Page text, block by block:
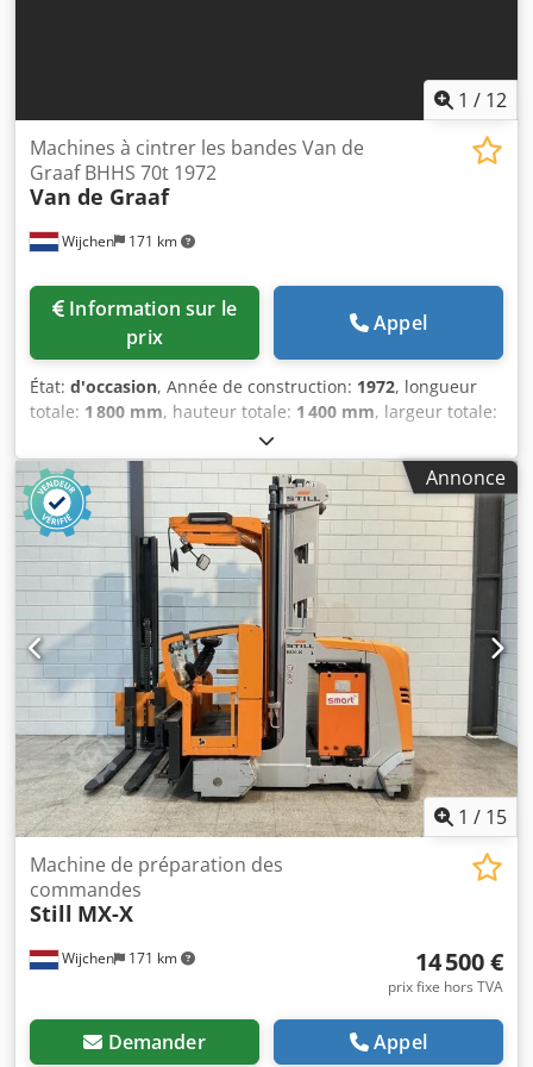
1 / 12
Wijchen 171 km
Machines à cintrer les bandes Van de
Graaf BHHS 70t 1972
Van de Graaf
prix
Appel
État: d'occasion, Année de construction: 1972, longueur
totale: 1 800 mm, hauteur totale: 1 400 mm, largeur totale:
, Couleur : Vert Poids à vide : 2 000 kg Prix : Sur
demande - Année de fabrication : 1972 - Documentation
disponible : Non - Certificat CE : Non - Commande :
Conventionnelle - Dimensions de transport : 1 800 mm x 2
250 mm x 1 400 mm (L x l x h) - Poids de transport [kg] : 2
000 kg - Emballages de transport [unité] : 1 Informations
financières Dodpfjzm N Rijx Ah Tewa TVA : Le prix indiqué
est majoré de la TVA TVA/régime de marge : TVA
déductible pour les entreprises Livraison et reprise
possibles à tout moment pour tout équipement industriel
Lukas van Rossum
Annonce
1 / 15
Wijchen 171 km
Machine de préparation des
commandes
Still MX-X
14 500 €
prix fixe hors TVA
Demander Appel